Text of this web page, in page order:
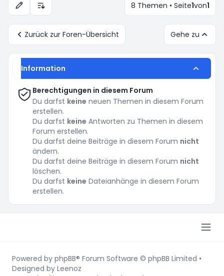
Anzeige- und Sortierungs-Einstellungen
8 Themen • Seite1von1
Zurück zur Foren-Übersicht Gehe zu
Information
Berechtigungen in diesem Forum
Du darfst keine neuen Themen in diesem Forum
erstellen.
Du darfst keine Antworten zu Themen in diesem
Forum erstellen.
Du darfst deine Beiträge in diesem Forum nicht
ändern.
Du darfst deine Beiträge in diesem Forum nicht
löschen.
Du darfst keine Dateianhänge in diesem Forum
erstellen.
Powered by phpBB® Forum Software © phpBB Limited •
Designed by Leenoz